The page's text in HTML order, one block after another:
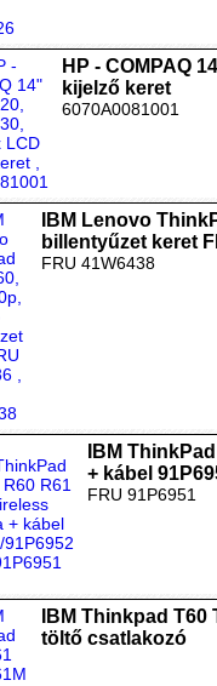
HP - COMPAQ
kijelző keret
6070A0081001
IBM Lenovo
billentyűzet keret
FRU 41W6438
IBM
+ kábel
FRU 91P6951
IBM Thinkpad T60
töltő csatlakozó